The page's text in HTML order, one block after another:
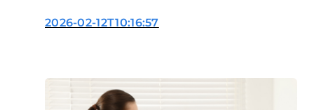
diseguali
2026-02-12T10:16:57